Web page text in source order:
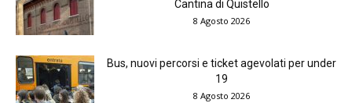
Cantina di Quistello
8 Agosto 2026
Bus, nuovi percorsi e ticket agevolati per under
19
8 Agosto 2026